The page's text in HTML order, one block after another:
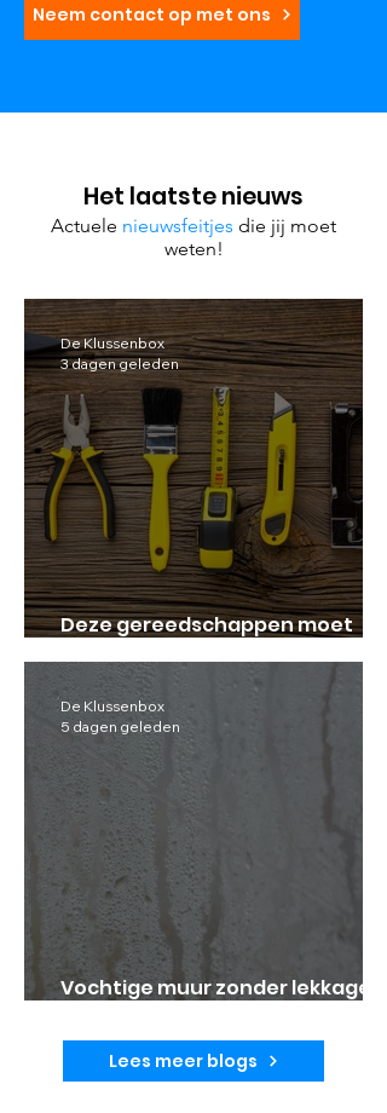
Neem contact op met ons
Het laatste nieuws
Actuele nieuwsfeitjes die jij moet
weten!
Deze gereedschappen moet
iedereen in huis hebben!
De Klussenbox
3 dagen geleden
Vochtige muur zonder lekkage:
De Klussenbox
5 dagen geleden
Lees meer blogs